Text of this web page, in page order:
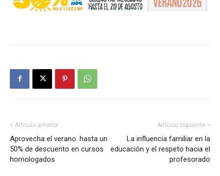
< Artículo anterior
Aprovecha el verano: hasta un
50% de descuento en cursos
homologados
Artículo siguiente >
La influencia familiar en la
educación y el respeto hacia el
profesorado